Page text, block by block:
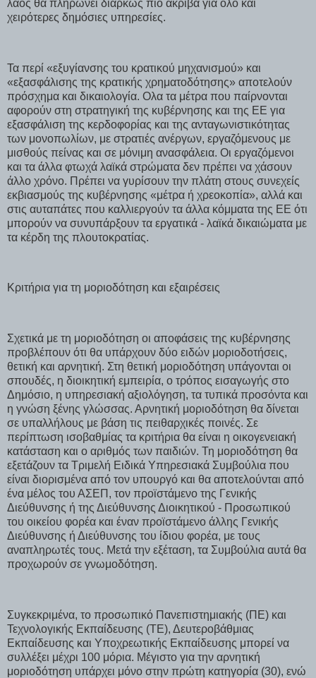
λαός θα πληρώνει διαρκώς πιο ακριβά για όλο και
χειρότερες δημόσιες υπηρεσίες.
Τα περί «εξυγίανσης του κρατικού μηχανισμού» και
«εξασφάλισης της κρατικής χρηματοδότησης» αποτελούν
πρόσχημα και δικαιολογία. Ολα τα μέτρα που παίρνονται
αφορούν στη στρατηγική της κυβέρνησης και της ΕΕ για
εξασφάλιση της κερδοφορίας και της ανταγωνιστικότητας
των μονοπωλίων, με στρατιές ανέργων, εργαζόμενους με
μισθούς πείνας και σε μόνιμη ανασφάλεια. Οι εργαζόμενοι
και τα άλλα φτωχά λαϊκά στρώματα δεν πρέπει να χάσουν
άλλο χρόνο. Πρέπει να γυρίσουν την πλάτη στους συνεχείς
εκβιασμούς της κυβέρνησης «μέτρα ή χρεοκοπία», αλλά και
στις αυταπάτες που καλλιεργούν τα άλλα κόμματα της ΕΕ ότι
μπορούν να συνυπάρξουν τα εργατικά - λαϊκά δικαιώματα με
τα κέρδη της πλουτοκρατίας.
Κριτήρια για τη μοριοδότηση και εξαιρέσεις
Σχετικά με τη μοριοδότηση οι αποφάσεις της κυβέρνησης
προβλέπουν ότι θα υπάρχουν δύο ειδών μοριοδοτήσεις,
θετική και αρνητική. Στη θετική μοριοδότηση υπάγονται οι
σπουδές, η διοικητική εμπειρία, ο τρόπος εισαγωγής στο
Δημόσιο, η υπηρεσιακή αξιολόγηση, τα τυπικά προσόντα και
η γνώση ξένης γλώσσας. Αρνητική μοριοδότηση θα δίνεται
σε υπαλλήλους με βάση τις πειθαρχικές ποινές. Σε
περίπτωση ισοβαθμίας τα κριτήρια θα είναι η οικογενειακή
κατάσταση και ο αριθμός των παιδιών. Τη μοριοδότηση θα
εξετάζουν τα Τριμελή Ειδικά Υπηρεσιακά Συμβούλια που
είναι διορισμένα από τον υπουργό και θα αποτελούνται από
ένα μέλος του ΑΣΕΠ, τον προϊστάμενο της Γενικής
Διεύθυνσης ή της Διεύθυνσης Διοικητικού - Προσωπικού
του οικείου φορέα και έναν προϊστάμενο άλλης Γενικής
Διεύθυνσης ή Διεύθυνσης του ίδιου φορέα, με τους
αναπληρωτές τους. Μετά την εξέταση, τα Συμβούλια αυτά θα
προχωρούν σε γνωμοδότηση.
Συγκεκριμένα, το προσωπικό Πανεπιστημιακής (ΠΕ) και
Τεχνολογικής Εκπαίδευσης (ΤΕ), Δευτεροβάθμιας
Εκπαίδευσης και Υποχρεωτικής Εκπαίδευσης μπορεί να
συλλέξει μέχρι 100 μόρια. Μέγιστο για την αρνητική
μοριοδότηση υπάρχει μόνο στην πρώτη κατηγορία (30), ενώ